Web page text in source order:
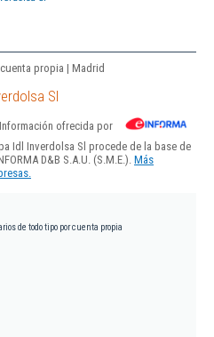
propia | Madrid
Sl
Información ofrecida por
Idl Inverdolsa Sl procede de la base de
D&B S.A.U. (S.M.E.). Más
de todo tipo por cuenta propia